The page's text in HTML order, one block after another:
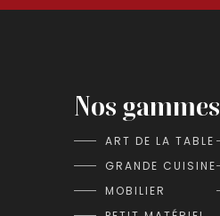
Nos gammes
ART DE LA TABLE
GRANDE CUISINE
MOBILIER